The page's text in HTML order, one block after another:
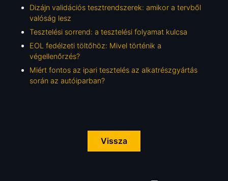
Dizájn validációs tesztrendszerek: amikor a tervből
valóság lesz
Tesztelési sorrend: a tesztelési folyamat kulcsa
EOL fedélzeti töltőhöz: Mivel történik a
végellenőrzés?
Miért fontos az ipari tesztelés az alkatrészgyártás
során az autóiparban?
Vissza